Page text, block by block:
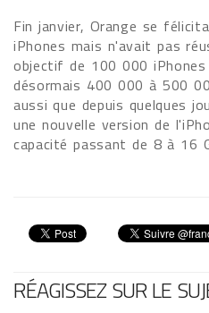
Fin janvier, Orange se
iPhones mais n'avait pas
objectif de 100 000
désormais 400 000 à 500
aussi que depuis quelques
une nouvelle version de
capacité passant de 8 à 16
RÉAGISSEZ SUR LE